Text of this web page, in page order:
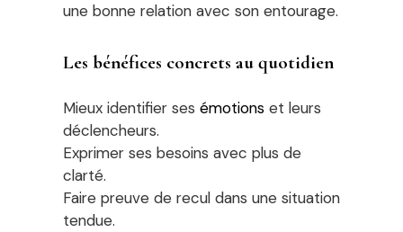
une bonne relation avec son entourage.
Les bénéfices concrets au quotidien
Mieux identifier ses émotions et leurs
déclencheurs.
Exprimer ses besoins avec plus de
clarté.
Faire preuve de recul dans une situation
tendue.